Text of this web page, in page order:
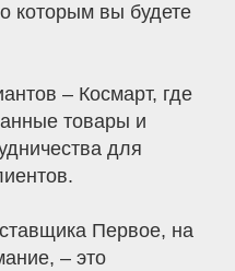
которым вы будете
– Космарт, где
товары и
для
Первое, на
– это